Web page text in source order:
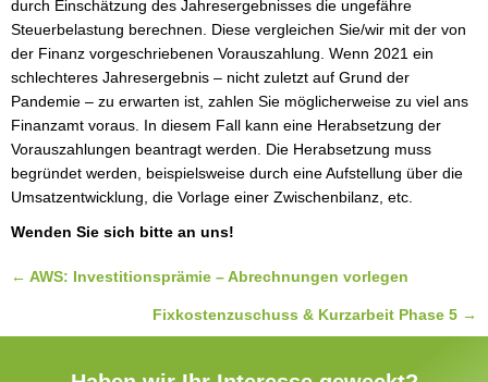
durch Einschätzung des Jahresergebnisses die ungefähre
Steuerbelastung berechnen. Diese vergleichen Sie/wir mit der von
der Finanz vorgeschriebenen Vorauszahlung. Wenn 2021 ein
schlechteres Jahresergebnis – nicht zuletzt auf Grund der
Pandemie – zu erwarten ist, zahlen Sie möglicherweise zu viel ans
Finanzamt voraus. In diesem Fall kann eine Herabsetzung der
Vorauszahlungen beantragt werden. Die Herabsetzung muss
begründet werden, beispielsweise durch eine Aufstellung über die
Umsatzentwicklung, die Vorlage einer Zwischenbilanz, etc.
Wenden Sie sich bitte an uns!
Posts
← AWS: Investitionsprämie – Abrechnungen vorlegen
Fixkostenzuschuss & Kurzarbeit Phase 5 →